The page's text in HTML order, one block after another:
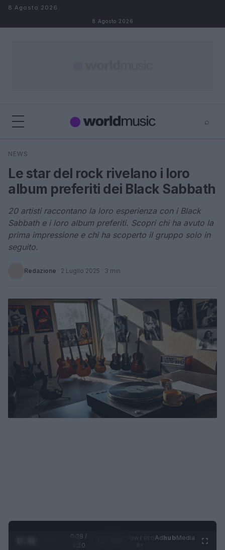
Salta al contenuto
8 Agosto 2026
8 Agosto 2026
⌕
Cerca
NEWS
Le star del rock rivelano i loro
album preferiti dei Black Sabbath
20 artisti raccontano la loro esperienza con i Black
Sabbath e i loro album preferiti. Scopri chi ha avuto la
prima impressione e chi ha scoperto il gruppo solo in
seguito.
Redazione · 2 Luglio 2025 · 3 min
0:29 /
1:20
AdhubMedia